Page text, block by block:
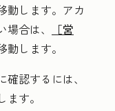
動します。アカ
合は、
［営
動します。
確認するには、
す。